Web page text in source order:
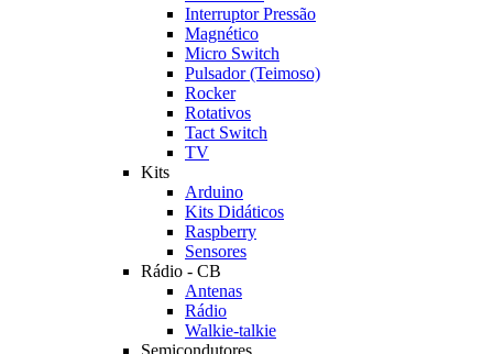
Interruptor Pressão
Magnético
Micro Switch
Pulsador (Teimoso)
Rocker
Rotativos
Tact Switch
TV
Kits
Arduino
Kits Didáticos
Raspberry
Sensores
Rádio - CB
Antenas
Rádio
Walkie-talkie
Semicondutores